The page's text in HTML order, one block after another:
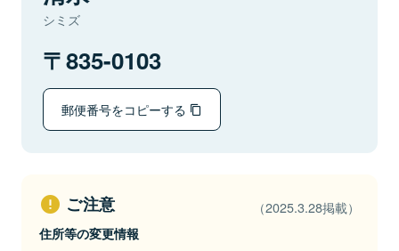
シミズ
835-0103
郵便番号をコピーする
ご注意 （2025.3.28掲載）
住所等の変更情報